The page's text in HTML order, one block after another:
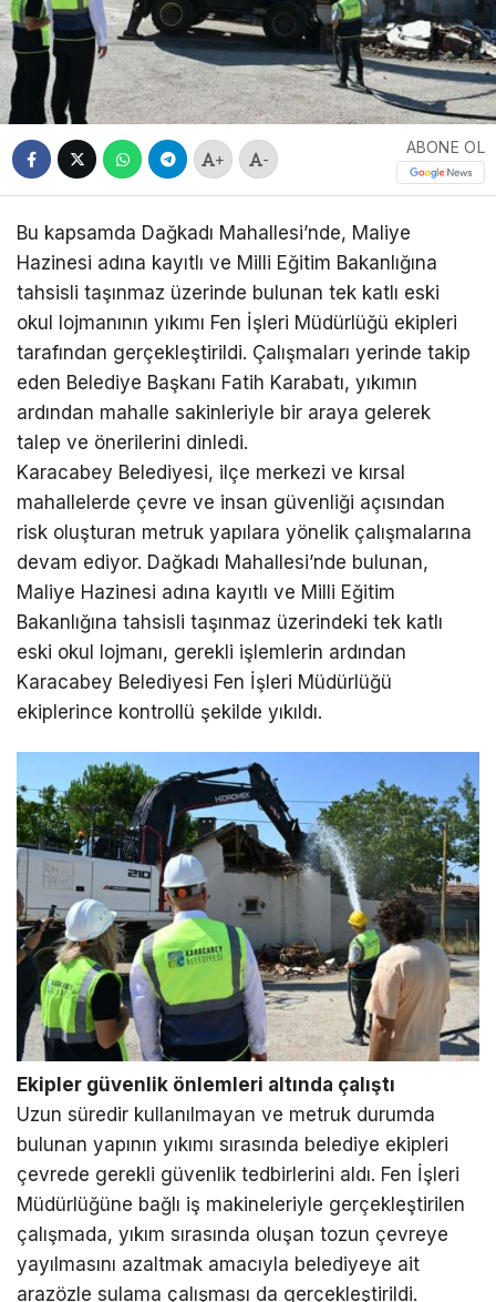
+ -
ABONE OL
Bu kapsamda Dağkadı Mahallesi’nde, Maliye
Hazinesi adına kayıtlı ve Milli Eğitim Bakanlığına
tahsisli taşınmaz üzerinde bulunan tek katlı eski
okul lojmanının yıkımı Fen İşleri Müdürlüğü ekipleri
tarafından gerçekleştirildi. Çalışmaları yerinde takip
eden Belediye Başkanı Fatih Karabatı, yıkımın
ardından mahalle sakinleriyle bir araya gelerek
talep ve önerilerini dinledi.
Karacabey Belediyesi, ilçe merkezi ve kırsal
mahallelerde çevre ve insan güvenliği açısından
risk oluşturan metruk yapılara yönelik çalışmalarına
devam ediyor. Dağkadı Mahallesi’nde bulunan,
Maliye Hazinesi adına kayıtlı ve Milli Eğitim
Bakanlığına tahsisli taşınmaz üzerindeki tek katlı
eski okul lojmanı, gerekli işlemlerin ardından
Karacabey Belediyesi Fen İşleri Müdürlüğü
ekiplerince kontrollü şekilde yıkıldı.
Ekipler güvenlik önlemleri altında çalıştı
Uzun süredir kullanılmayan ve metruk durumda
bulunan yapının yıkımı sırasında belediye ekipleri
çevrede gerekli güvenlik tedbirlerini aldı. Fen İşleri
Müdürlüğüne bağlı iş makineleriyle gerçekleştirilen
çalışmada, yıkım sırasında oluşan tozun çevreye
yayılmasını azaltmak amacıyla belediyeye ait
arazözle sulama çalışması da gerçekleştirildi.